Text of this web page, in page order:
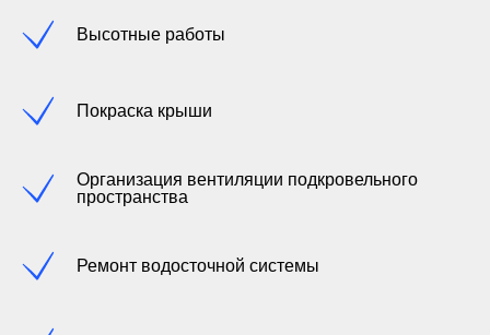
Высотные работы
Покраска крыши
Организация вентиляции подкровельного
пространства
Ремонт водосточной системы